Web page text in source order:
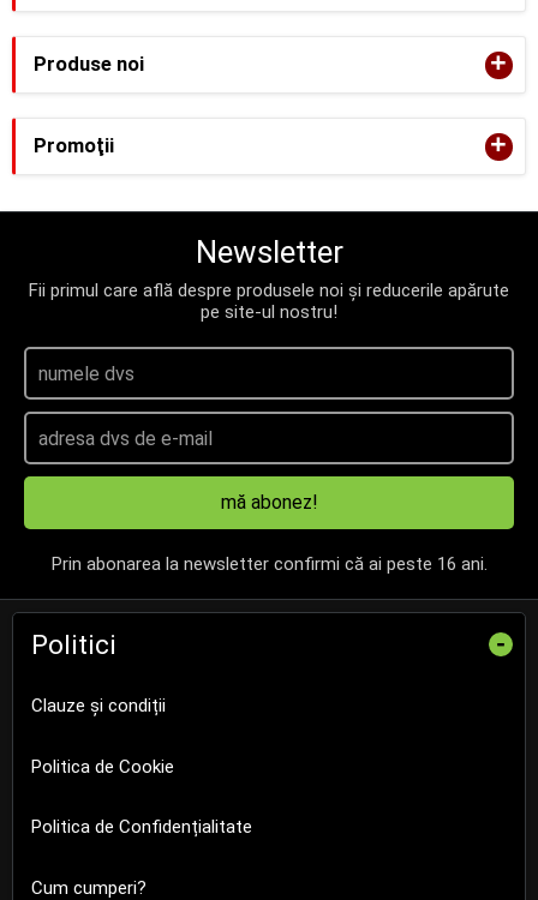
Produse noi +
Promoţii +
Newsletter
Fii primul care află despre produsele noi și reducerile apărute
pe site-ul nostru!
mă abonez!
Prin abonarea la newsletter confirmi că ai peste 16 ani.
Politici -
Clauze și condiții
Politica de Cookie
Politica de Confidențialitate
Cum cumperi?